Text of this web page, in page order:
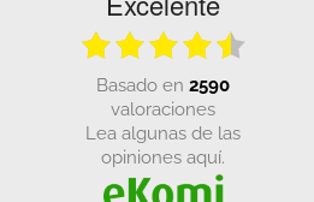
basado en 2590
valoraciones
Lea algunas de las
opiniones aquí.